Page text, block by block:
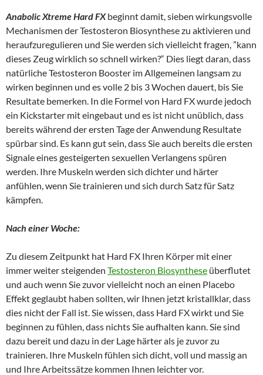
Anabolic Xtreme Hard FXbeginnt damit, sieben wirkungsvolle
Mechanismen der Testosteron Biosynthese zu aktivieren und
heraufzuregulieren und Sie werden sich vielleicht fragen, ”kann
dieses Zeug wirklich so schnell wirken?“ Dies liegt daran, dass
natürliche Testosteron Booster im Allgemeinen langsam zu
wirken beginnen und es volle 2 bis 3 Wochen dauert, bis Sie
Resultate bemerken. In die Formel von Hard FX wurde jedoch
ein Kickstarter mit eingebaut und es ist nicht unüblich, dass
bereits während der ersten Tage der Anwendung Resultate
spürbar sind. Es kann gut sein, dass Sie auch bereits die ersten
Signale eines gesteigerten sexuellen Verlangens spüren
werden. Ihre Muskeln werden sich dichter und härter
anfühlen, wenn Sie trainieren und sich durch Satz für Satz
kämpfen.
Nach einer Woche:
Zu diesem Zeitpunkt hat Hard FX Ihren Körper mit einer
immer weiter steigenden Testosteron Biosynthese überflutet
und auch wenn Sie zuvor vielleicht noch an einen Placebo
Effekt geglaubt haben sollten, wir Ihnen jetzt kristallklar, dass
dies nicht der Fall ist. Sie wissen, dass Hard FX wirkt und Sie
beginnen zu fühlen, dass nichts Sie aufhalten kann. Sie sind
dazu bereit und dazu in der Lage härter als je zuvor zu
trainieren. Ihre Muskeln fühlen sich dicht, voll und massig an
und Ihre Arbeitssätze kommen Ihnen leichter vor.